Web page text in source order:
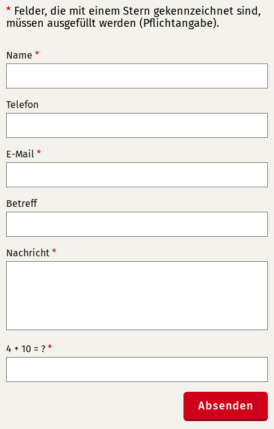
* Felder, die mit einem Stern gekennzeichnet sind,
müssen ausgefüllt werden (Pflichtangabe).
Name *
Telefon
E-Mail *
Betreff
Nachricht *
4 + 10 = ? *
Absenden